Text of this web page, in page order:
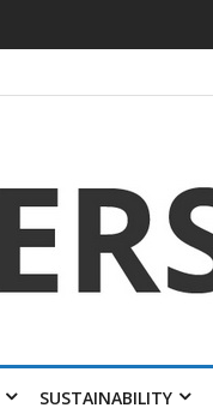
SUSTAINABILITY